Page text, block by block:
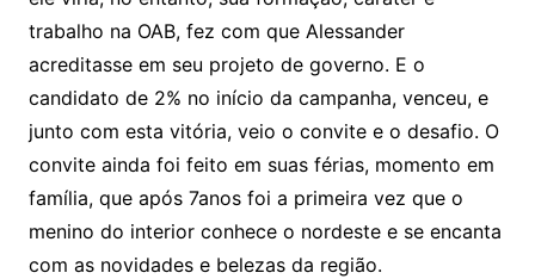
trabalho na OAB, fez com que Alessander
acreditasse em seu projeto de governo. E o
candidato de 2% no início da campanha, venceu, e
junto com esta vitória, veio o convite e o desafio. O
convite ainda foi feito em suas férias, momento em
família, que após 7anos foi a primeira vez que o
menino do interior conhece o nordeste e se encanta
com as novidades e belezas da região.